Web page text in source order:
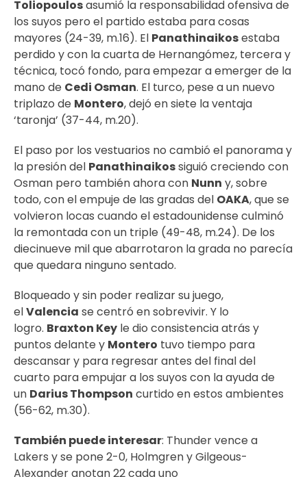
Toliopoulosasumió la responsabilidad ofensiva de
los suyos pero el partido estaba para cosas
mayores (24-39, m.16). El Panathinaikosestaba
perdido y con la cuarta de Hernangómez, tercera y
técnica, tocó fondo, para empezar a emerger de la
mano de Cedi Osman. El turco, pese a un nuevo
triplazo de Montero, dejó en siete la ventaja
‘taronja’ (37-44, m.20).
El paso por los vestuarios no cambió el panorama y
la presión del Panathinaikossiguió creciendo con
Osman pero también ahora con Nunn y, sobre
todo, con el empuje de las gradas del OAKA, que se
volvieron locas cuando el estadounidense culminó
la remontada con un triple (49-48, m.24). De los
diecinueve mil que abarrotaron la grada no parecía
que quedara ninguno sentado.
Bloqueado y sin poder realizar su juego,
elValencia se centró en sobrevivir. Y lo
logro. Braxton Key le dio consistencia atrás y
puntos delante y Montero tuvo tiempo para
descansar y para regresar antes del final del
cuarto para empujar a los suyos con la ayuda de
un Darius Thompson curtido en estos ambientes
(56-62, m.30).
También puede interesar: Thunder vence a
Lakers y se pone 2-0, Holmgren y Gilgeous-
Alexander anotan 22 cada uno